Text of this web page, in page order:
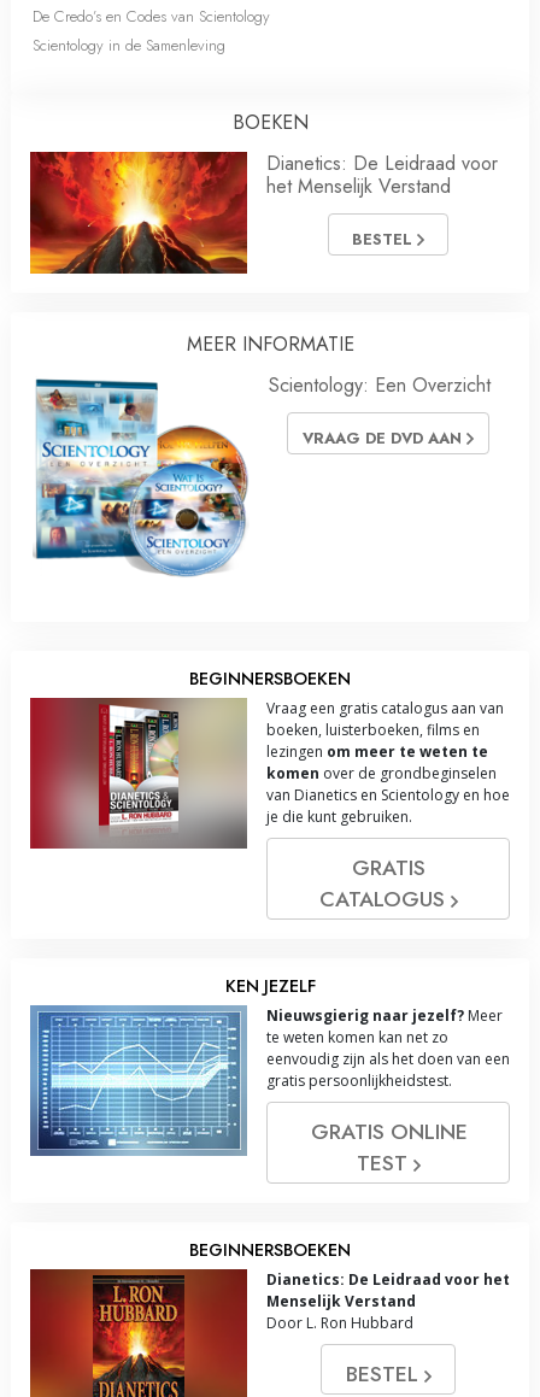
De Credo’s en Codes van Scientology
Scientology in de Samenleving
BOEKEN
Dianetics: De Leidraad voor
het Menselijk Verstand
BESTEL
MEER INFORMATIE
Scientology: Een Overzicht
VRAAG DE DVD AAN
BEGINNERSBOEKEN
Vraag een gratis catalogus aan van
boeken, luisterboeken, films en
lezingen om meer te weten te
komen over de grondbeginselen
van Dianetics en Scientology en hoe
je die kunt gebruiken.
GRATIS
CATALOGUS
KEN JEZELF
Nieuwsgierig naar jezelf? Meer
te weten komen kan net zo
eenvoudig zijn als het doen van een
gratis persoonlijkheidstest.
GRATIS ONLINE
TEST
BEGINNERSBOEKEN
Dianetics: De Leidraad voor het
Menselijk Verstand
Door L. Ron Hubbard
BESTEL